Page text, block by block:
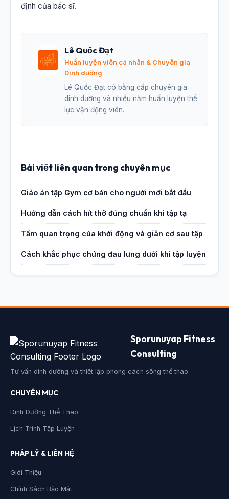
định của bác sĩ.
Lê Quốc Đạt
Huấn luyện viên cá nhân & Chuyên gia
Dinh dưỡng
Lê Quốc Đạt có bằng cấp chuyên gia
dinh dưỡng và nhiều năm huấn luyện thể
lực vận động viên.
Bài viết liên quan trong chuyên mục
Giáo án tập Gym cơ bản cho người mới bắt đầu
Hướng dẫn cách hít thở đúng chuẩn khi tập tạ
Tầm quan trọng của khởi động và giãn cơ sau tập
Cách khắc phục chứng đau lưng dưới khi tập luyện
Sporunuyap Fitness
Consulting
Tư vấn dinh dưỡng và thiết lập phong cách sống thể thao
CHUYÊN MỤC
Dinh Dưỡng Thể Thao
Lịch Trình Tập Luyện
PHÁP LÝ & LIÊN HỆ
Giới Thiệu
Chính Sách Bảo Mật